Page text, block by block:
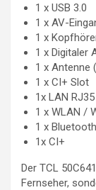
1 x USB 3.0
1 x AV-
1 x
1 x Digitaler
1 x Antenne
1 x CI+ Slot
1x LAN RJ35
1 x WLAN /
1 x Bluetooth
1x CI+
Der TCL
Fernseher,